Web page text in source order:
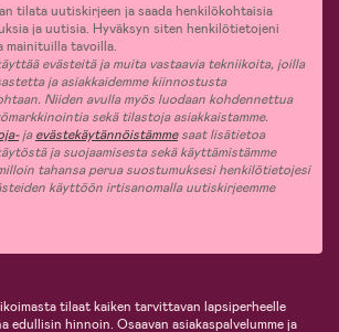
tilata uutiskirjeen ja saada henkilökohtaisia
ja uutisia. Hyväksyn siten henkilötietojeni
mainituilla tavoilla.
evästeitä ja muita vastaavia tekniikoita, joilla
ja asiakkaidemme kiinnostusta
Niiden avulla myös luodaan kohdennettua
sekä tilastoja asiakkaistamme.
jaevästekäytännöistämmesaat lisätietoa
ja suojaamisesta sekä käyttämistämme
tahansa perua suostumuksesi henkilötietojesi
käyttöön irtisanomalla uutiskirjeemme
tilaat kaiken tarvittavan lapsiperheelle
edullisin hinnoin. Osaavan asiakaspalvelumme ja